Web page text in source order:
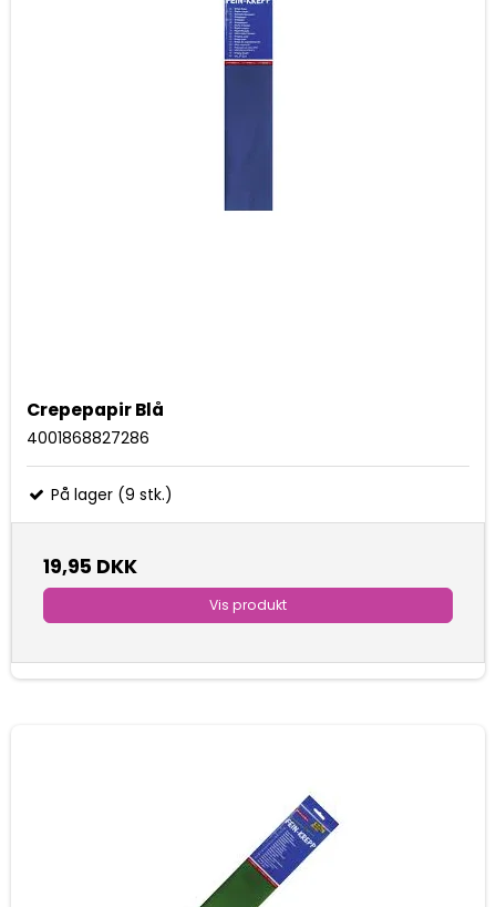
Crepepapir Blå
4001868827286
På lager (9 stk.)
19,95 DKK
Vis produkt